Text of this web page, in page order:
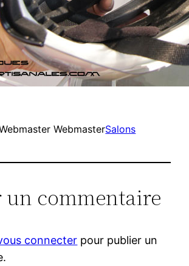
WebmasterSalons
un commentaire
connecter pour publier un